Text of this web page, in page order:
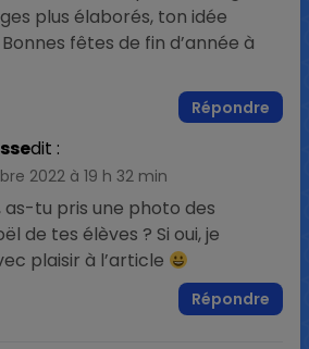
plus élaborés, ton idée
fêtes de fin d’année à
Répondre
dit :
2022 à 19 h 32 min
as-tu pris une photo des
de tes élèves ? Si oui, je
plaisir à l’article
Répondre